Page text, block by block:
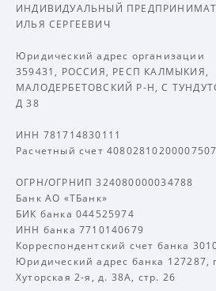
ИНДИВИДУАЛЬНЫЙ
ИЛЬЯ СЕРГЕЕВИЧ
Юридический адрес организации
359431, РОССИЯ, РЕСП КАЛМЫКИЯ,
МАЛОДЕРБЕТОВСКИЙ Р-Н, С
Д 38
ИНН 781714830111
Расчетный счет
ОГРН/ОГРНИП 324080000034788
Банк АО «ТБанк»
БИК банка 044525974
ИНН банка 7710140679
Корреспондентский счет банка
Юридический адрес банка 127287,
Хуторская 2-я, д. 38А, стр. 26